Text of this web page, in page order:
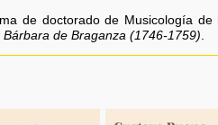
de doctorado de Musicología de
de Braganza (1746-1759)